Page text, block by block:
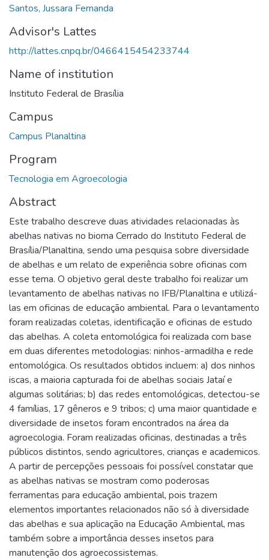
Santos, Jussara Fernanda
Advisor's Lattes
http://lattes.cnpq.br/0466415454233744
Name of institution
Instituto Federal de Brasília
Campus
Campus Planaltina
Program
Tecnologia em Agroecologia
Abstract
Este trabalho descreve duas atividades relacionadas às
abelhas nativas no bioma Cerrado do Instituto Federal de
Brasília/Planaltina, sendo uma pesquisa sobre diversidade
de abelhas e um relato de experiência sobre oficinas com
esse tema. O objetivo geral deste trabalho foi realizar um
levantamento de abelhas nativas no IFB/Planaltina e utilizá-
las em oficinas de educação ambiental. Para o levantamento
foram realizadas coletas, identificação e oficinas de estudo
das abelhas. A coleta entomológica foi realizada com base
em duas diferentes metodologias: ninhos-armadilha e rede
entomológica. Os resultados obtidos incluem: a) dos ninhos
iscas, a maioria capturada foi de abelhas sociais Jataí e
algumas solitárias; b) das redes entomológicas, detectou-se
4 famílias, 17 gêneros e 9 tribos; c) uma maior quantidade e
diversidade de insetos foram encontrados na área da
agroecologia. Foram realizadas oficinas, destinadas a três
públicos distintos, sendo agricultores, crianças e academicos.
A partir de percepções pessoais foi possível constatar que
as abelhas nativas se mostram como poderosas
ferramentas para educação ambiental, pois trazem
elementos importantes relacionados não só à diversidade
das abelhas e sua aplicação na Educação Ambiental, mas
também sobre a importância desses insetos para
manutenção dos agroecossistemas.